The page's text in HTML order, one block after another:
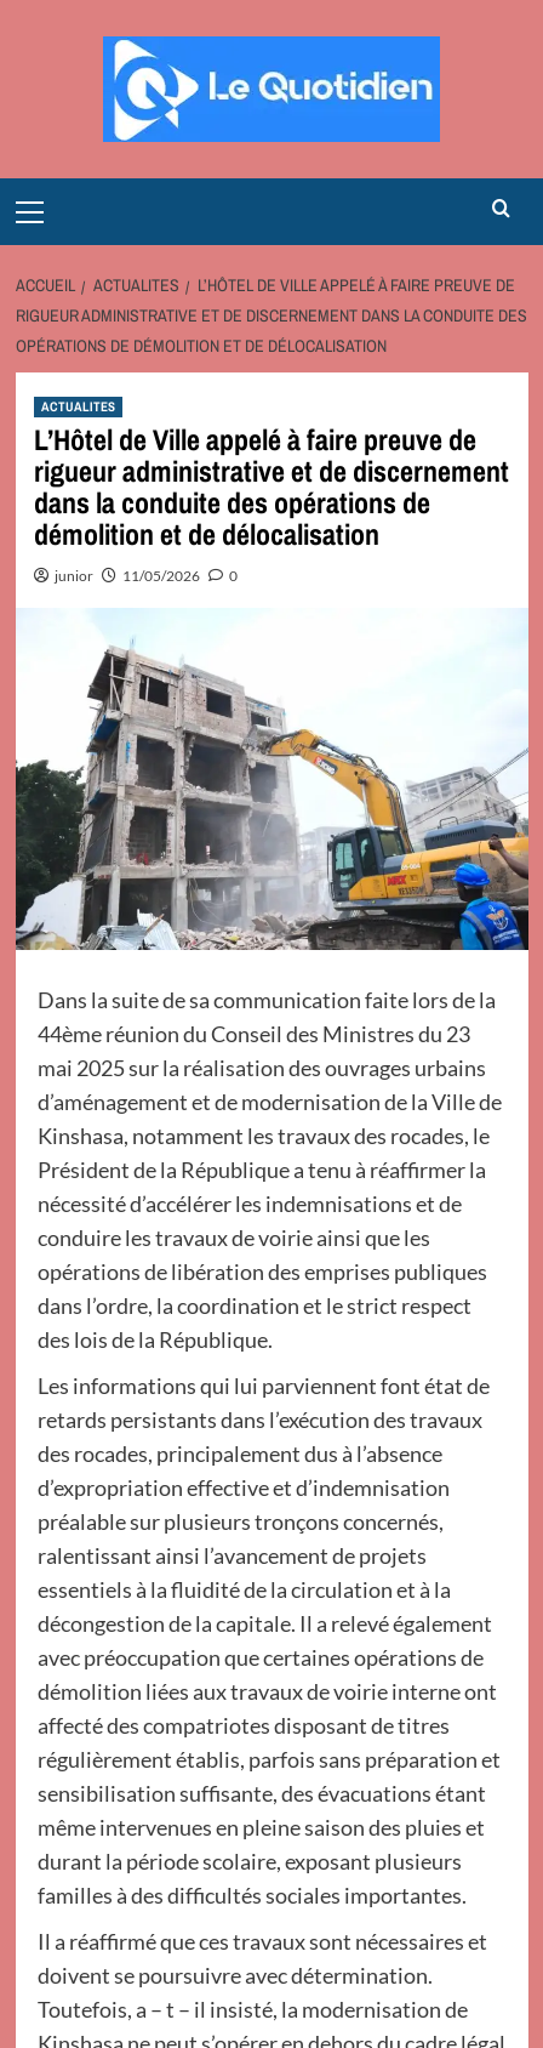
Menu
ACCUEIL ACTUALITES
L’HÔTEL DE VILLE APPELÉ À FAIRE PREUVE DE
RIGUEUR ADMINISTRATIVE ET DE DISCERNEMENT DANS LA CONDUITE DES
OPÉRATIONS DE DÉMOLITION ET DE DÉLOCALISATION
ACTUALITES
L’Hôtel de Ville appelé à faire preuve de
rigueur administrative et de discernement
dans la conduite des opérations de
démolition et de délocalisation
junior 11/05/2026 0
Dans la suite de sa communication faite lors de la
44ème réunion du Conseil des Ministres du 23
mai 2025 sur la réalisation des ouvrages urbains
d’aménagement et de modernisation de la Ville de
Kinshasa, notamment les travaux des rocades, le
Président de la République a tenu à réaffirmer la
nécessité d’accélérer les indemnisations et de
conduire les travaux de voirie ainsi que les
opérations de libération des emprises publiques
dans l’ordre, la coordination et le strict respect
des lois de la République.
Les informations qui lui parviennent font état de
retards persistants dans l’exécution des travaux
des rocades, principalement dus à l’absence
d’expropriation effective et d’indemnisation
préalable sur plusieurs tronçons concernés,
ralentissant ainsi l’avancement de projets
essentiels à la fluidité de la circulation et à la
décongestion de la capitale. Il a relevé également
avec préoccupation que certaines opérations de
démolition liées aux travaux de voirie interne ont
affecté des compatriotes disposant de titres
régulièrement établis, parfois sans préparation et
sensibilisation suffisante, des évacuations étant
même intervenues en pleine saison des pluies et
durant la période scolaire, exposant plusieurs
familles à des difficultés sociales importantes.
Il a réaffirmé que ces travaux sont nécessaires et
doivent se poursuivre avec détermination.
Toutefois, a – t – il insisté, la modernisation de